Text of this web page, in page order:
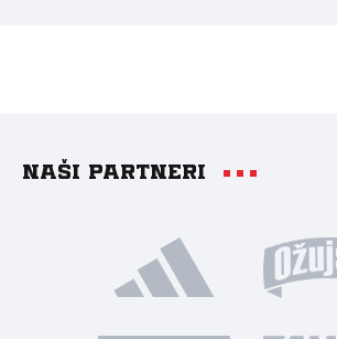
Naši partneri